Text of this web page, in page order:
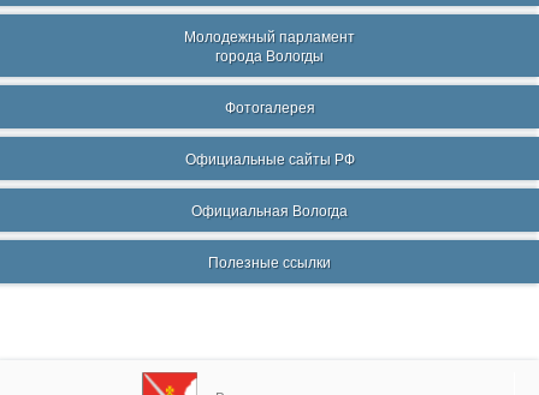
Молодежный парламент
города Вологды
Фотогалерея
Официальные сайты РФ
Официальная Вологда
Полезные ссылки